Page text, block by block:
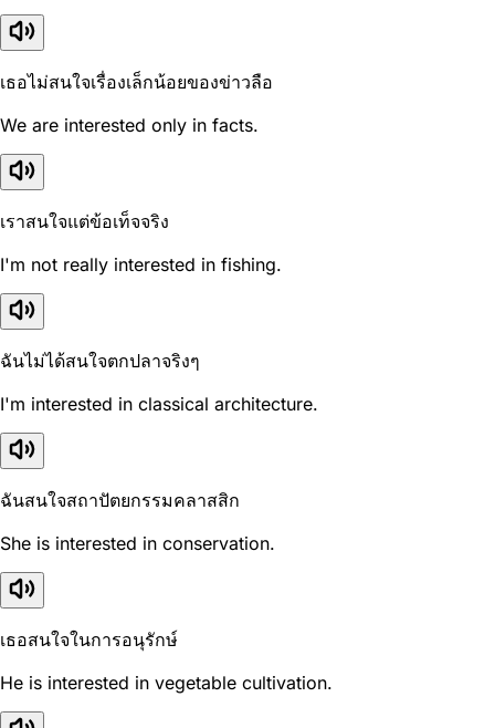
เธอไม่สนใจเรื่องเล็กน้อยของข่าวลือ
We are interested only in facts.
เราสนใจแต่ข้อเท็จจริง
I'm not really interested in fishing.
ฉันไม่ได้สนใจตกปลาจริงๆ
I'm interested in classical architecture.
ฉันสนใจสถาปัตยกรรมคลาสสิก
She is interested in conservation.
เธอสนใจในการอนุรักษ์
He is interested in vegetable cultivation.